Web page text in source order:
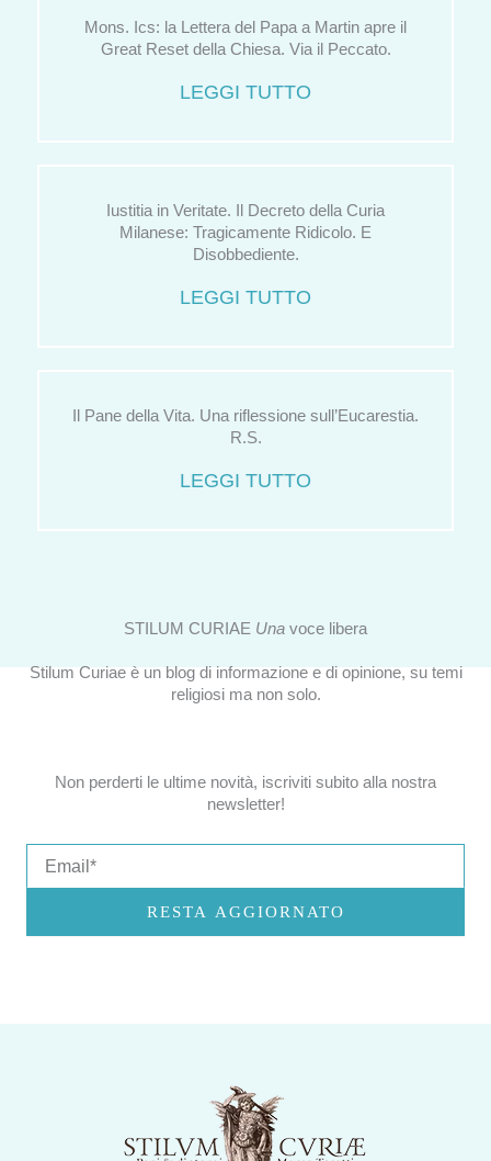
Mons. Ics: la Lettera del Papa a Martin apre il
Great Reset della Chiesa. Via il Peccato.
LEGGI TUTTO
Iustitia in Veritate. Il Decreto della Curia
Milanese: Tragicamente Ridicolo. E
Disobbediente.
LEGGI TUTTO
Il Pane della Vita. Una riflessione sull’Eucarestia.
R.S.
LEGGI TUTTO
STILUM CURIAE Una voce libera
Stilum Curiae è un blog di informazione e di opinione, su temi
religiosi ma non solo.
Non perderti le ultime novità, iscriviti subito alla nostra
newsletter!
RESTA AGGIORNATO